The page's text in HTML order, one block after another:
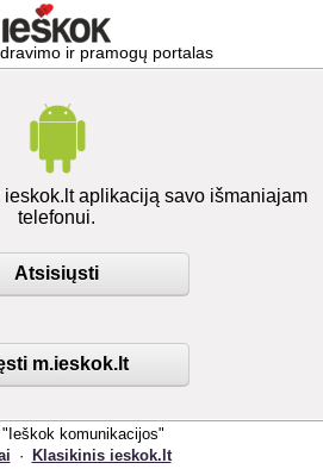
ir pramogų portalas
aplikaciją savo išmaniajam
telefonui.
Atsisiųsti
m.ieskok.lt
komunikacijos"
· Klasikinis ieskok.lt